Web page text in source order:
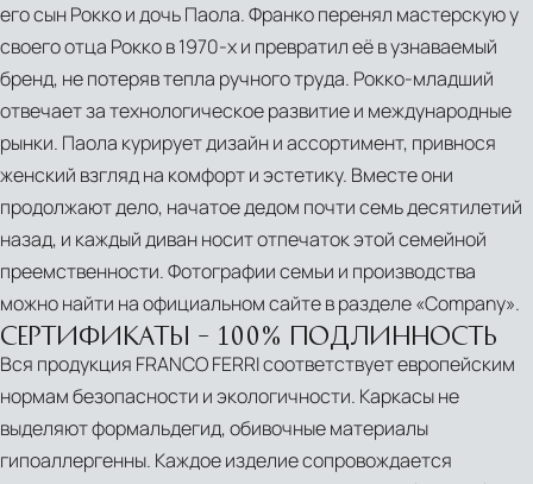
его сын Рокко и дочь Паола. Франко перенял мастерскую у
своего отца Рокко в 1970-х и превратил её в узнаваемый
бренд, не потеряв тепла ручного труда. Рокко-младший
отвечает за технологическое развитие и международные
рынки. Паола курирует дизайн и ассортимент, привнося
женский взгляд на комфорт и эстетику. Вместе они
продолжают дело, начатое дедом почти семь десятилетий
назад, и каждый диван носит отпечаток этой семейной
преемственности. Фотографии семьи и производства
можно найти на официальном сайте в разделе «Company».
СЕРТИФИКАТЫ – 100% ПОДЛИННОСТЬ
Вся продукция FRANCO FERRI соответствует европейским
нормам безопасности и экологичности. Каркасы не
выделяют формальдегид, обивочные материалы
гипоаллергенны. Каждое изделие сопровождается